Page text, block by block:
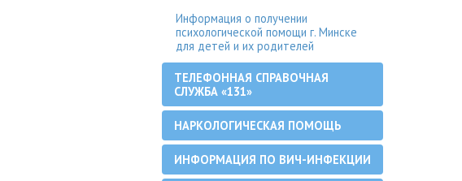
Информация о получении
психологической помощи г. Минске
для детей и их родителей
ТЕЛЕФОННАЯ СПРАВОЧНАЯ
СЛУЖБА «131»
НАРКОЛОГИЧЕСКАЯ ПОМОЩЬ
ИНФОРМАЦИЯ ПО ВИЧ-ИНФЕКЦИИ